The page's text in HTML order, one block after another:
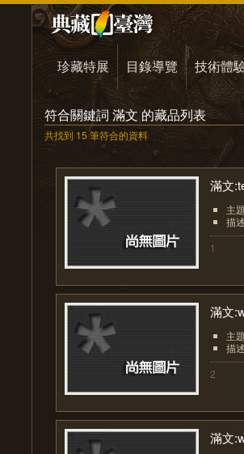
珍藏特展 目錄導覽 技術體
符合關鍵詞 滿文 的藏品列表
共找到 15 筆符合的資料
滿文
主
描
1
滿文
主
描
2
滿文